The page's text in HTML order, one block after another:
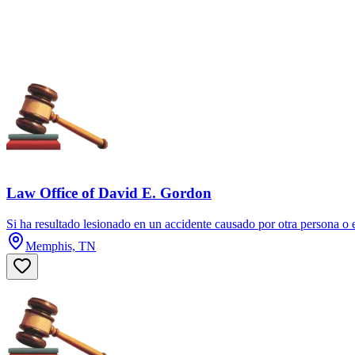
Law Office of David E. Gordon
Si ha resultado lesionado en un accidente causado por otra persona
Memphis, TN